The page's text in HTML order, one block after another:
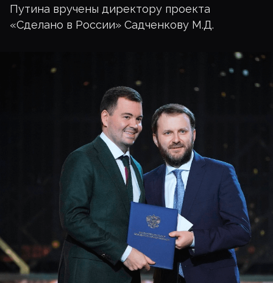
Путина вручены директору проекта
«Сделано в России» Садченкову М.Д.